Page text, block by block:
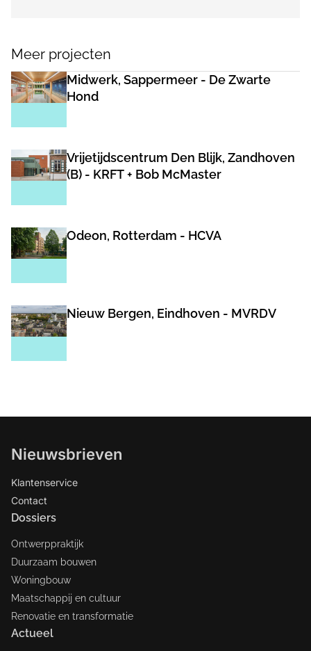
Meer projecten
Midwerk, Sappermeer - De Zwarte
Hond
Vrijetijdscentrum Den Blijk, Zandhoven
(B) - KRFT + Bob McMaster
Odeon, Rotterdam - HCVA
Nieuw Bergen, Eindhoven - MVRDV
Nieuwsbrieven
Klantenservice
Contact
Dossiers
Ontwerppraktijk
Duurzaam bouwen
Woningbouw
Maatschappij en cultuur
Renovatie en transformatie
Actueel